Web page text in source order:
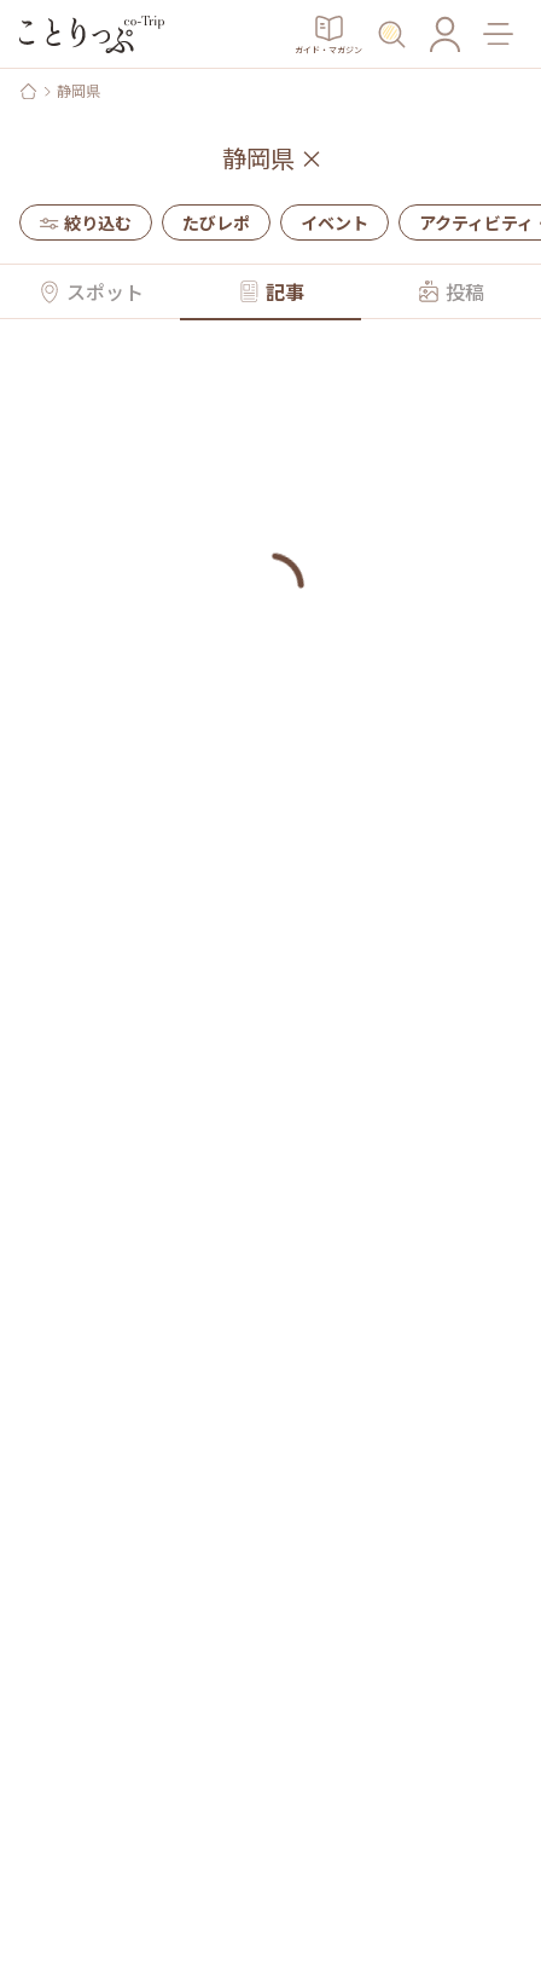
ガイド・マガジン
静岡県
静岡県 ×
絞り込む たびレポ イベント アクティビティ
スポット 記事 投稿